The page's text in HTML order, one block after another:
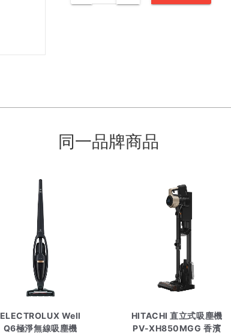
同一品牌商品
ELECTROLUX Well
Q6極淨無線吸塵機
HITACHI 直立式吸塵機
PV-XH850MGG 香濱